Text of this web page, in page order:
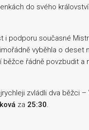
do svého
i podporu současné
vyběhla o deset
řádně povzbudit a
zvládli dva běžci –
za 25:30.